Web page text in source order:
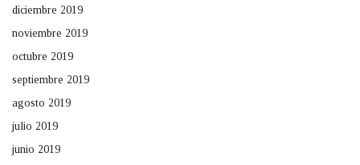
diciembre 2019
noviembre 2019
octubre 2019
septiembre 2019
agosto 2019
julio 2019
junio 2019